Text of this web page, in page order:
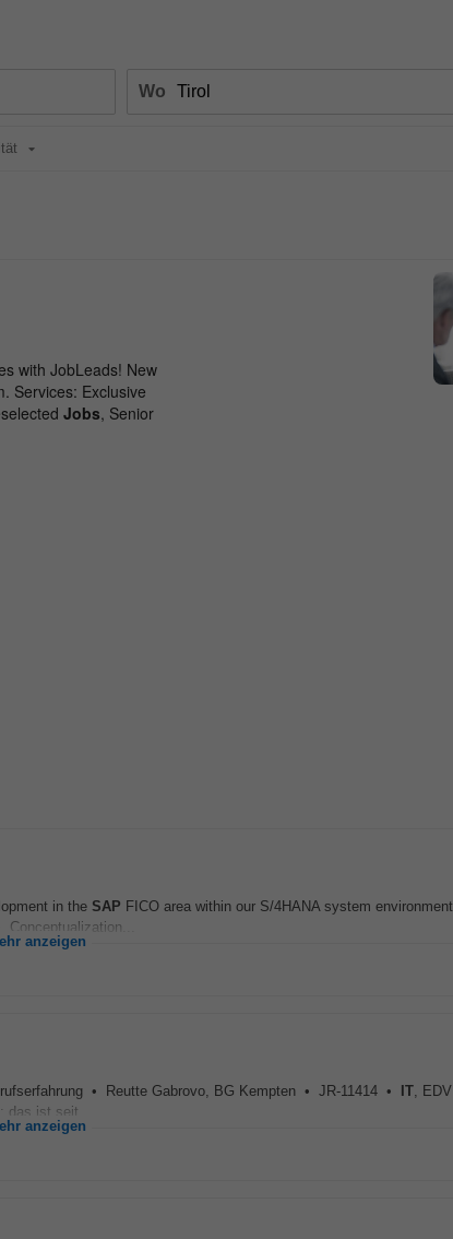
Wo
in the SAP FICO area within our S/4HANA system
anzeigen
• Reutte Gabrovo, BG Kempten • JR-11414 • IT,
das ist seit...
anzeigen